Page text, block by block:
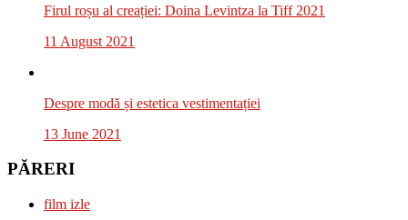
Firul roșu al creației: Doina Levintza la Tiff 2021
11 August 2021
Despre modă și estetica vestimentației
13 June 2021
PĂRERI
film izle